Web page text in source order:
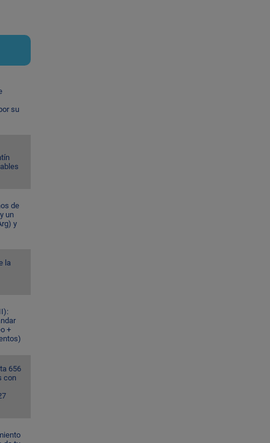
su
de
un
y
la
+
656
con